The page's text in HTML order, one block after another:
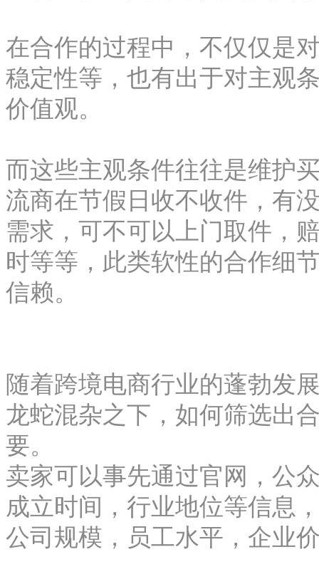
在合作的过程中，不仅仅是
稳定性等，也有出于对主观
价值观。
而这些主观条件往往是维护
流商在节假日收不收件，有
需求，可不可以上门取件，
时等等，此类软性的合作细
信赖。
随着跨境电商行业的蓬勃发
龙蛇混杂之下，如何筛选出
要。
卖家可以事先通过官网，公
成立时间，行业地位等信息
公司规模，员工水平，企业